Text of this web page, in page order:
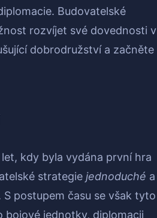
Budovatelské
rozvíjet své dovednosti v
dobrodružství a začněte
kdy byla vydána první hra
strategie jednoduché a
S postupem času se však tyto
bojové jednotky, diplomacii